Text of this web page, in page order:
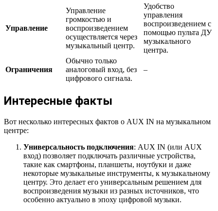
Управление
Управление
громкостью и
воспроизведением
осуществляется через
музыкальный центр.
Удобство
управления
воспроизведением с
помощью пульта ДУ
музыкального
центра.
Ограничения
Обычно только
аналоговый вход, без
цифрового сигнала.
–
Интересные факты
Вот несколько интересных фактов о AUX IN на музыкальном
центре:
Универсальность подключения: AUX IN (или AUX
вход) позволяет подключать различные устройства,
такие как смартфоны, планшеты, ноутбуки и даже
некоторые музыкальные инструменты, к музыкальному
центру. Это делает его универсальным решением для
воспроизведения музыки из разных источников, что
особенно актуально в эпоху цифровой музыки.